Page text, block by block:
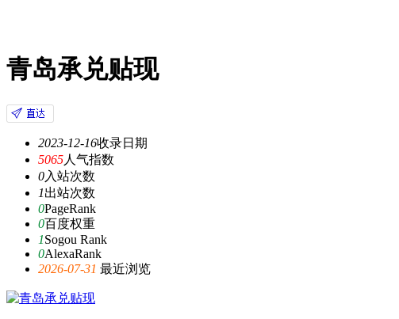
青岛承兑贴现
2023-12-16收录日期
5065人气指数
0入站次数
1出站次数
0PageRank
0百度权重
1Sogou Rank
0AlexaRank
2026-07-31 最近浏览